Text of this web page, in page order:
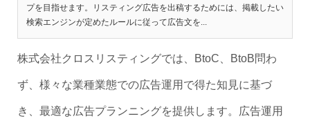
プを目指せます。リスティング広告を出稿するためには、掲載したい
検索エンジンが定めたルールに従って広告文を...
株式会社クロスリスティングでは、BtoC、BtoB問わ
ず、様々な業種業態での広告運用で得た知見に基づ
き、最適な広告プランニングを提供します。広告運用